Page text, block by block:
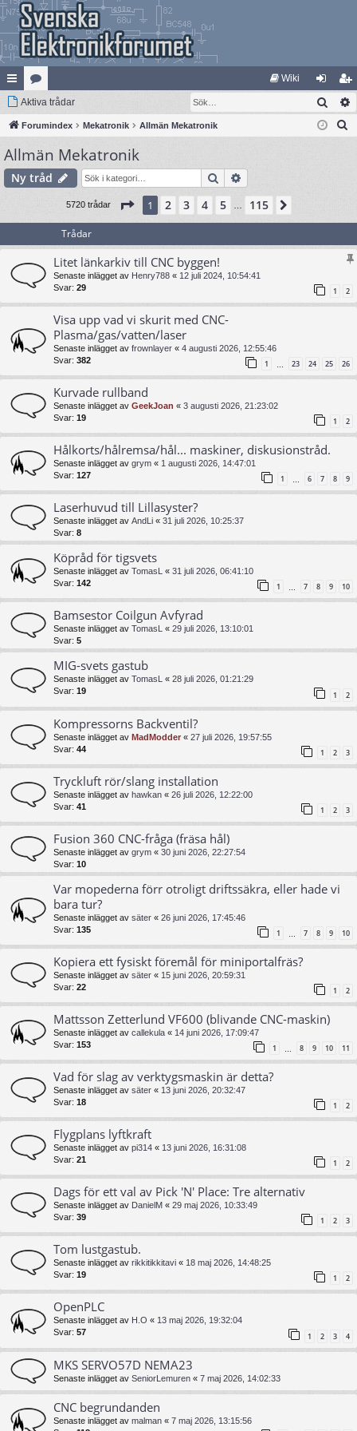
na
bb
lä
nk
at
eg
ori
er
Wiki
og
ga
li
m
Aktiva trådar Sök
Forumindex Mekatronik Allmän Mekatronik
Allmän Mekatronik
Ny tråd Sök
5720 trådar Sida 1av115
1 2 3 4 5 115
Trådar
Litet länkarkiv till CNC byggen!
Senaste inlägget av Henry788 « 12 juli 2024, 10:54:41
Svar: 29 1 2
Visa upp vad vi skurit med CNC-
Plasma/gas/vatten/laser
Senaste inlägget av frownlayer « 4 augusti 2026, 12:55:46
Svar: 382 1 … 23 24 25 26
Kurvade rullband
Senaste inlägget av GeekJoan « 3 augusti 2026, 21:23:02
Svar: 19 1 2
Hålkorts/hålremsa/hål... maskiner, diskusionstråd.
Senaste inlägget av grym « 1 augusti 2026, 14:47:01
Svar: 127 1 … 6 7 8 9
Laserhuvud till Lillasyster?
Senaste inlägget av AndLi « 31 juli 2026, 10:25:37
Svar: 8
Köpråd för tigsvets
Senaste inlägget av TomasL « 31 juli 2026, 06:41:10
Svar: 142 1 … 7 8 9 10
Bamsestor Coilgun Avfyrad
Senaste inlägget av TomasL « 29 juli 2026, 13:10:01
Svar: 5
MIG-svets gastub
Senaste inlägget av TomasL « 28 juli 2026, 01:21:29
Svar: 19 1 2
Kompressorns Backventil?
Senaste inlägget av MadModder « 27 juli 2026, 19:57:55
Svar: 44 1 2 3
Tryckluft rör/slang installation
Senaste inlägget av hawkan « 26 juli 2026, 12:22:00
Svar: 41 1 2 3
Fusion 360 CNC-fråga (fräsa hål)
Senaste inlägget av grym « 30 juni 2026, 22:27:54
Svar: 10
Var mopederna förr otroligt driftssäkra, eller hade vi
bara tur?
Senaste inlägget av säter « 26 juni 2026, 17:45:46
Svar: 135 1 7 8 9 10
Kopiera ett fysiskt föremål för miniportalfräs?
Senaste inlägget av säter « 15 juni 2026, 20:59:31
Svar: 22 1 2
Mattsson Zetterlund VF600 (blivande CNC-maskin)
Senaste inlägget av callekula « 14 juni 2026, 17:09:47
Svar: 153 1 … 8 9 10 11
Vad för slag av verktygsmaskin är detta?
Senaste inlägget av säter « 13 juni 2026, 20:32:47
Svar: 18 1 2
Flygplans lyftkraft
Senaste inlägget av pi314 « 13 juni 2026, 16:31:08
Svar: 21 1 2
Dags för ett val av Pick 'N' Place: Tre alternativ
Senaste inlägget av DanielM « 29 maj 2026, 10:33:49
Svar: 39 1 2 3
Tom lustgastub.
Senaste inlägget av rikkitikkitavi « 18 maj 2026, 14:48:25
Svar: 19 1 2
OpenPLC
Senaste inlägget av H.O « 13 maj 2026, 19:32:04
Svar: 57 1 2 3 4
MKS SERVO57D NEMA23
Senaste inlägget av SeniorLemuren « 7 maj 2026, 14:02:33
CNC begrundanden
Senaste inlägget av malman « 7 maj 2026, 13:15:56